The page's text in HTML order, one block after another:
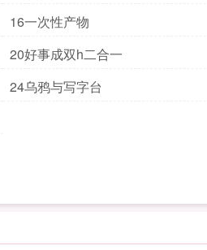
16一次性产物
20好事成双h二合一
24乌鸦与写字台